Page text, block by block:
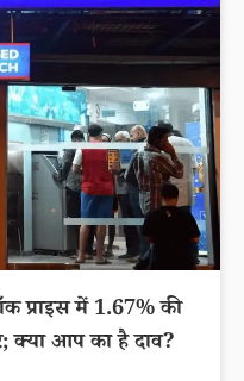
प्राइस में 1.67% की
क्या आप का है दाव?